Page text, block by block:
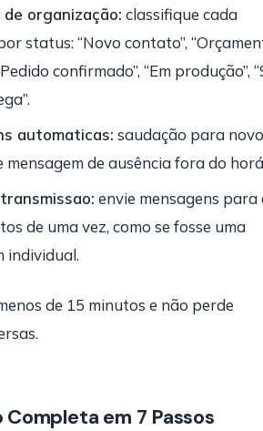
organização: classifique cada
status: “Novo contato”,
confirmado”, “Em produção”,
automaticas: saudação para
mensagem de ausência fora do
envie mensagens para
de uma vez, como se fosse uma
individual.
de 15 minutos e não perde
em 7 Passos